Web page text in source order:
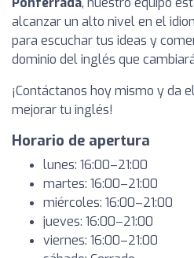
alcanzar un alto nivel en el
para escuchar tus ideas y
dominio del inglés que
¡Contáctanos hoy mismo y da
mejorar tu inglés!
Horario de apertura
lunes: 16:00–21:00
martes: 16:00–21:00
miércoles: 16:00–21:00
jueves: 16:00–21:00
viernes: 16:00–21:00